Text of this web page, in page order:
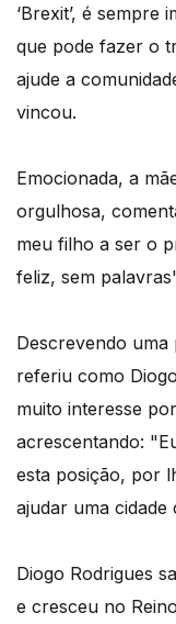
‘Brexit’, é sempre
que pode fazer o
ajude a
vincou.
Emocionada, a
orgulhosa,
meu filho a ser o
feliz, sem
Descrevendo uma
referiu como
muito interesse
acrescentando:
esta posição, por
ajudar uma cidade
Diogo Rodrigues
e cresceu no